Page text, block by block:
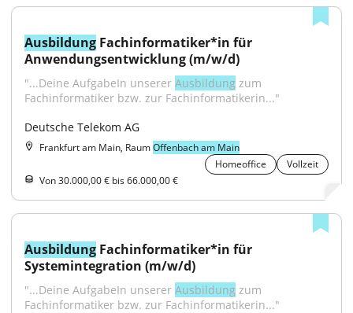
Ausbildung Fachinformatiker*in für
Anwendungsentwicklung (m/w/d)
"...Deine AufgabeIn unserer Ausbildung zum
Fachinformatiker bzw. zur Fachinformatikerin..."
Deutsche Telekom AG
Frankfurt am Main, RaumOffenbach am Main
Homeoffice
Vollzeit
Von 30.000,00 € bis 66.000,00 €
Ausbildung Fachinformatiker*in für
Systemintegration (m/w/d)
"...Deine AufgabeIn unserer Ausbildung zum
Fachinformatiker bzw. zur Fachinformatikerin..."